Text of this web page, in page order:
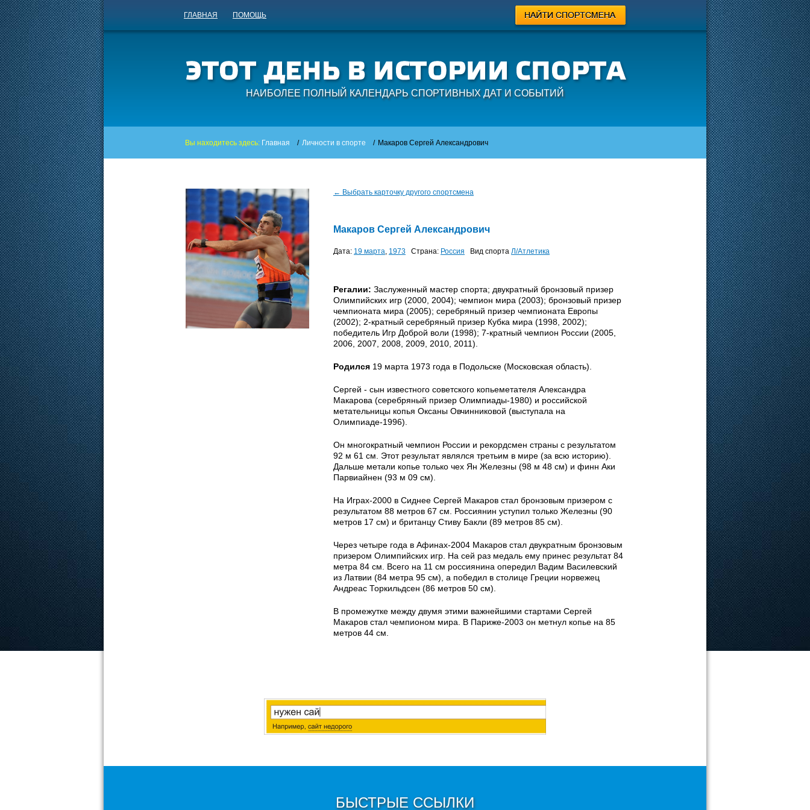
ГЛАВНАЯ ПОМОЩЬ
НАИБОЛЕЕ ПОЛНЫЙ КАЛЕНДАРЬ СПОРТИВНЫХ ДАТ И СОБЫТИЙ
Вы находитесь здесь: Главная / Личности в спорте / Макаров Сергей Александрович
← Выбрать карточку другого спортсмена
Макаров Сергей Александрович
Дата: 19 марта, 1973 Страна: Россия Вид спорта Л/атлетика
Регалии: Заслуженный мастер спорта; двукратный бронзовый призер
Олимпийских игр (2000, 2004); чемпион мира (2003); бронзовый призер
чемпионата мира (2005); серебряный призер чемпионата Европы
(2002); 2-кратный серебряный призер Кубка мира (1998, 2002);
победитель Игр Доброй воли (1998); 7-кратный чемпион России (2005,
2006, 2007, 2008, 2009, 2010, 2011).
Родился 19 марта 1973 года в Подольске (Московская область).
Сергей - сын известного советского копьеметателя Александра
Макарова (серебряный призер Олимпиады-1980) и российской
метательницы копья Оксаны Овчинниковой (выступала на
Олимпиаде-1996).
Он многократный чемпион России и рекордсмен страны с результатом
92 м 61 см. Этот результат являлся третьим в мире (за всю историю).
Дальше метали копье только чех Ян Железны (98 м 48 см) и финн Аки
Парвиайнен (93 м 09 см).
На Играх-2000 в Сиднее Сергей Макаров стал бронзовым призером с
результатом 88 метров 67 см. Россиянин уступил только Железны (90
метров 17 см) и британцу Стиву Бакли (89 метров 85 см).
Через четыре года в Афинах-2004 Макаров стал двукратным бронзовым
призером Олимпийских игр. На сей раз медаль ему принес результат 84
метра 84 см. Всего на 11 см россиянина опередил Вадим Василевский
из Латвии (84 метра 95 см), а победил в столице Греции норвежец
Андреас Торкильдсен (86 метров 50 см).
В промежутке между двумя этими важнейшими стартами Сергей
Макаров стал чемпионом мира. В Париже-2003 он метнул копье на 85
метров 44 см.
БЫСТРЫЕ ССЫЛКИ